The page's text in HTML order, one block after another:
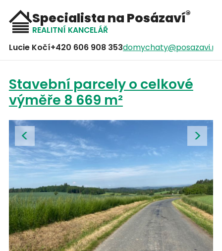
Specialista na Posázaví®
REALITNÍ KANCELÁŘ
Lucie Kočí+420 606 908 353
Stavební parcely o celkové
výměře 8 669 m²
< >